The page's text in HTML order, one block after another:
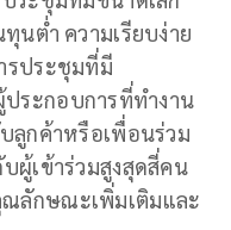
นต่ำ ความเรียบง่าย
รประชุมที่มี
ระกอบการที่ทำงาน
ลูกค้าหรือเพื่อนร่วม
ผู้เข้าร่วมสูงสุดสี่คน
ลักษณะเพิ่มเติมและ